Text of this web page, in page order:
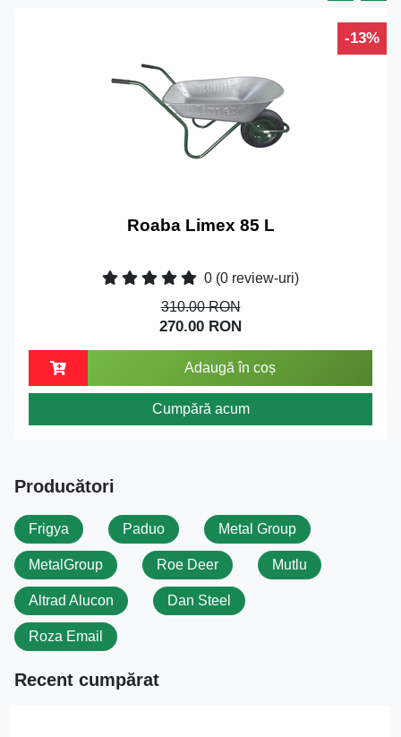
-13%
Roaba Limex 85 L
0 (0 review-uri)
310.00 RON
270.00 RON
Adaugă în coș
Cumpără acum
Producători
Frigya Paduo Metal Group
MetalGroup Roe Deer Mutlu
Altrad Alucon Dan Steel
Roza Email
Recent cumpărat